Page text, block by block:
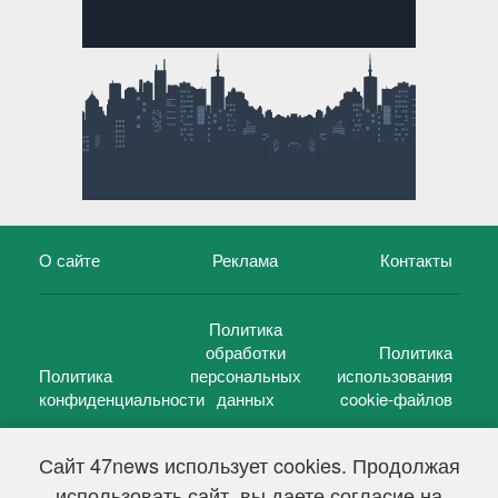
Сайт 47news использует cookies. Продолжая
О сайте Реклама Контакты
Политика
конфиденциальности
Политика
обработки
персональных
данных
Политика
использования
cookie-файлов